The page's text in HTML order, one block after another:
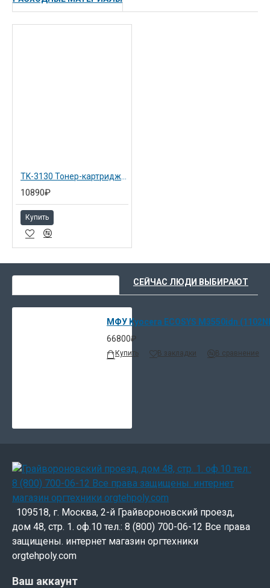
10890₽
Купить
СЕЙЧАС ЛЮДИ ВЫБИРАЮТ
МФУ Kyocera ECOSYS M3550idn
66800₽
Купить В закладки В сравнение
109518, г. Москва, 2-й Грайвороновский проезд,
дом 48, стр. 1. оф.10 тел.: 8 (800) 700-06-12 Все права
защищены. интернет магазин оргтехники
orgtehpoly.com
Ваш аккаунт